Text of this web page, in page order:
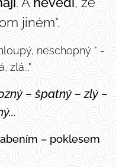
jiném".
neschopný " -
zlá..."
– špatný –zlý –
– poklesem